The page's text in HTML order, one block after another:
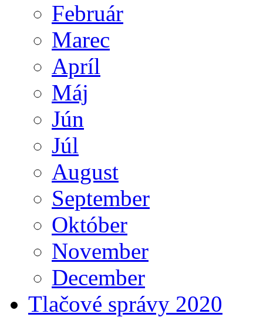
Február
Marec
Apríl
Máj
Jún
Júl
August
September
Október
November
December
Tlačové správy 2020